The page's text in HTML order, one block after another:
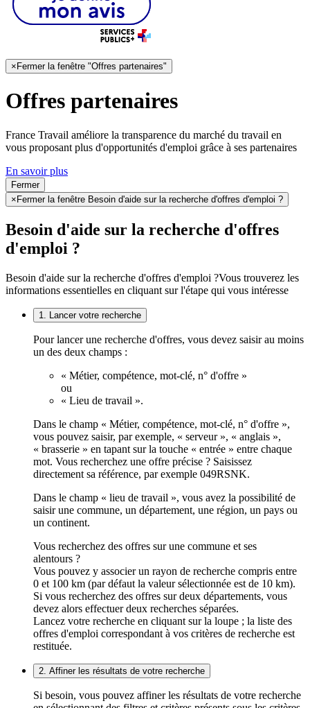
× Fermer la fenêtre "Offres partenaires"
Offres partenaires
France Travail améliore la transparence du marché du travail en
vous proposant plus d'opportunités d'emploi grâce à ses partenaires
En savoir plus
Fermer
× Fermer la fenêtre Besoin d'aide sur la recherche d'offres d'emploi ?
Besoin d'aide sur la recherche d'offres
d'emploi ?
Besoin d'aide sur la recherche d'offres d'emploi ?Vous trouverez les
informations essentielles en cliquant sur l'étape qui vous intéresse
1. Lancer votre recherche
Pour lancer une recherche d'offres, vous devez saisir au moins
un des deux champs :
« Métier, compétence, mot-clé, n° d'offre »
ou
« Lieu de travail ».
Dans le champ « Métier, compétence, mot-clé, n° d'offre »,
vous pouvez saisir, par exemple, « serveur », « anglais »,
« brasserie » en tapant sur la touche « entrée » entre chaque
mot. Vous recherchez une offre précise ? Saisissez
directement sa référence, par exemple 049RSNK.
Dans le champ « lieu de travail », vous avez la possibilité de
saisir une commune, un département, une région, un pays ou
un continent.
Vous recherchez des offres sur une commune et ses
alentours ?
Vous pouvez y associer un rayon de recherche compris entre
0 et 100 km (par défaut la valeur sélectionnée est de 10 km).
Si vous recherchez des offres sur deux départements, vous
devez alors effectuer deux recherches séparées.
Lancez votre recherche en cliquant sur la loupe ; la liste des
offres d'emploi correspondant à vos critères de recherche est
restituée.
2. Affiner les résultats de votre recherche
Si besoin, vous pouvez affiner les résultats de votre recherche